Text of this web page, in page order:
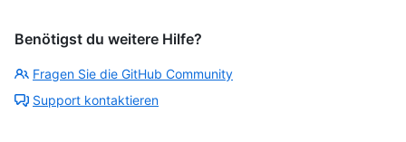
Benötigst du weitere Hilfe?
Fragen Sie die GitHub Community
Support kontaktieren